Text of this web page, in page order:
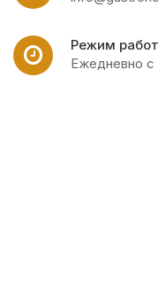
Режим
Ежедневно с